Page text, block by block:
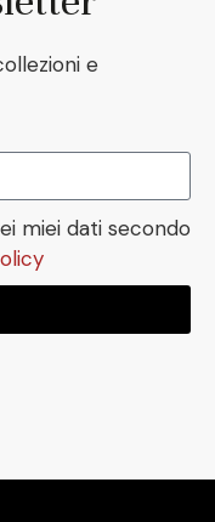
e
miei dati secondo